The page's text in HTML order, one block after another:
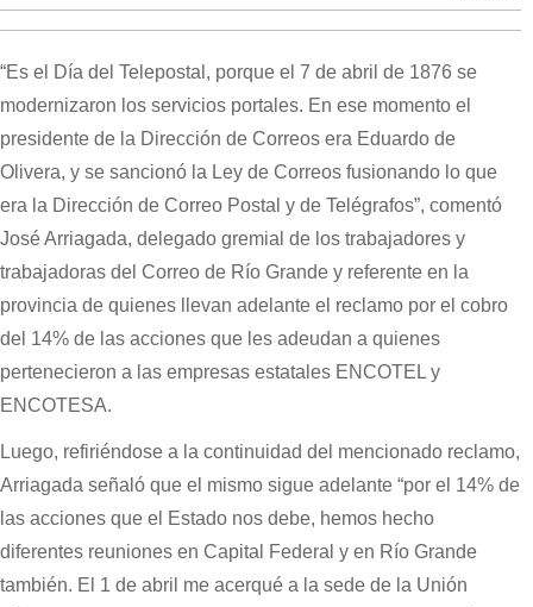
“Es el Día del Telepostal, porque el 7 de abril de 1876 se
modernizaron los servicios portales. En ese momento el
presidente de la Dirección de Correos era Eduardo de
Olivera, y se sancionó la Ley de Correos fusionando lo que
era la Dirección de Correo Postal y de Telégrafos”, comentó
José Arriagada, delegado gremial de los trabajadores y
trabajadoras del Correo de Río Grande y referente en la
provincia de quienes llevan adelante el reclamo por el cobro
del 14% de las acciones que les adeudan a quienes
pertenecieron a las empresas estatales ENCOTEL y
ENCOTESA.
Luego, refiriéndose a la continuidad del mencionado reclamo,
Arriagada señaló que el mismo sigue adelante “por el 14% de
las acciones que el Estado nos debe, hemos hecho
diferentes reuniones en Capital Federal y en Río Grande
también. El 1 de abril me acerqué a la sede de la Unión